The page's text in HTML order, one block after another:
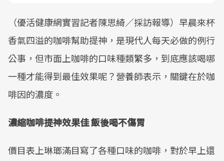
（優活健康網實習記者陳思綺／採訪報導）早晨來杯
香氣四溢的咖啡幫助提神，是現代人每天必做的例行
公事，但市面上咖啡的口味種類繁多，到底應該喝哪
一種才能得到最佳效果呢？營養師表示，關鍵在於咖
啡因的濃度。
濃縮咖啡提神效果佳 飯後喝不傷胃
價目表上琳瑯滿目寫了各種口味的咖啡，對於早上還